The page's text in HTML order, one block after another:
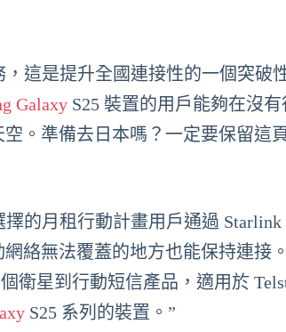
這是提升全國連接性的一個突破
Galaxy S25 裝置的用戶能夠在沒
。準備去日本嗎？一定要保留這
的月租行動計畫用戶通過
絡無法覆蓋的地方也能保持連接
衛星到行動短信產品，適用於
S25 系列的裝置。”